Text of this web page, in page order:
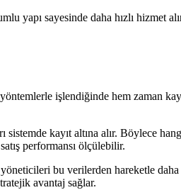
yapı sayesinde daha hızlı hizmet
işlendiğinde hem zaman
sistemde kayıt altına alır.
performansı ölçülebilir.
bu verilerden hareketle
avantaj sağlar.